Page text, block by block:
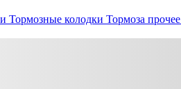
Тормозные колодки Тормоза прочее